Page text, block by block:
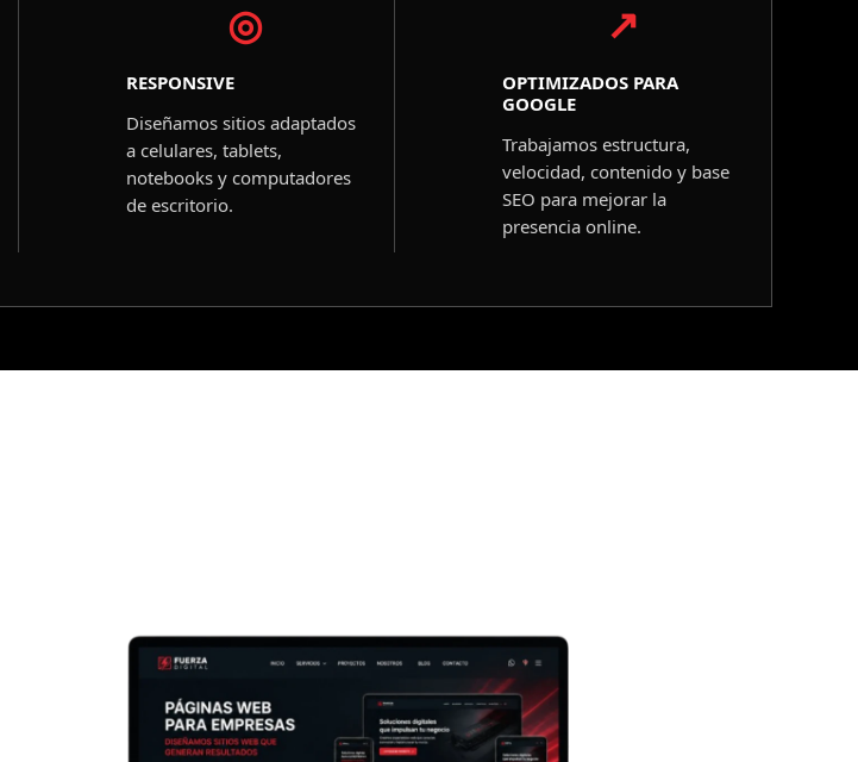
◎
RESPONSIVE
Diseñamos sitios adaptados
a celulares, tablets,
notebooks y computadores
de escritorio.
↗
OPTIMIZADOS PARA
GOOGLE
Trabajamos estructura,
velocidad, contenido y base
SEO para mejorar la
presencia online.